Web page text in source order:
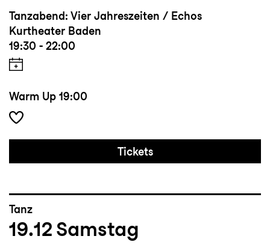
Tanzabend: Vier Jahreszeiten / Echos
Kurtheater Baden
19:30 - 22:00
Warm Up 19:00
Tickets
Tanz
19.12 Samstag